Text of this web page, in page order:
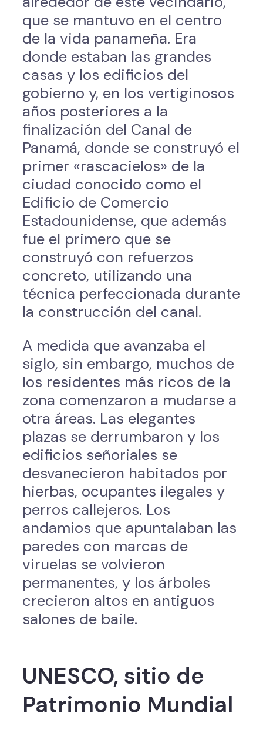
que se mantuvo en el centro
de la vida panameña. Era
donde estaban las grandes
casas y los edificios del
gobierno y, en los vertiginosos
años posteriores a la
finalización del Canal de
Panamá, donde se construyó el
primer «rascacielos» de la
ciudad conocido como el
Edificio de Comercio
Estadounidense, que además
fue el primero que se
construyó con refuerzos
concreto, utilizando una
técnica perfeccionada durante
la construcción del canal.
A medida que avanzaba el
siglo, sin embargo, muchos de
los residentes más ricos de la
zona comenzaron a mudarse a
otra áreas. Las elegantes
plazas se derrumbaron y los
edificios señoriales se
desvanecieron habitados por
hierbas, ocupantes ilegales y
perros callejeros. Los
andamios que apuntalaban las
paredes con marcas de
viruelas se volvieron
permanentes, y los árboles
crecieron altos en antiguos
salones de baile.
UNESCO, sitio de
Patrimonio Mundial